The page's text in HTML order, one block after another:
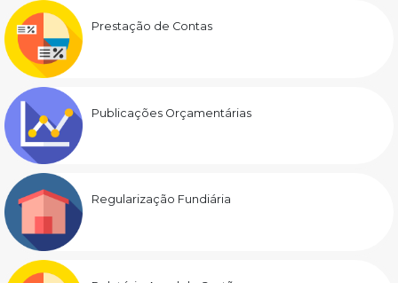
Prestação de Contas
Publicações Orçamentárias
Regularização Fundiária